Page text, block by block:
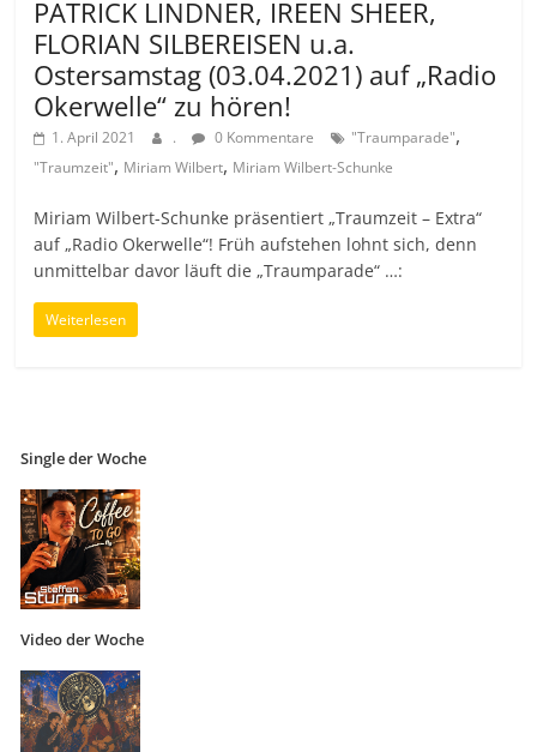
PATRICK LINDNER, IREEN SHEER,
FLORIAN SILBEREISEN u.a.
Ostersamstag (03.04.2021) auf „Radio
Okerwelle“ zu hören!
1. April 2021 . 0 Kommentare "Traumparade",
"Traumzeit", Miriam Wilbert, Miriam Wilbert-Schunke
Miriam Wilbert-Schunke präsentiert „Traumzeit – Extra“
auf „Radio Okerwelle“! Früh aufstehen lohnt sich, denn
unmittelbar davor läuft die „Traumparade“ …:
Weiterlesen
Single der Woche
Video der Woche